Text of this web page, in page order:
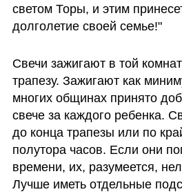
светом Торы, и этим
долголетие своей семье!"
Свечи зажигают в той
трапезу. Зажигают как
многих общинах принято
свече за каждого ребенка.
до конца трапезы или по
полутора часов. Если они
времени, их, разумеется,
Лучше иметь отдельные